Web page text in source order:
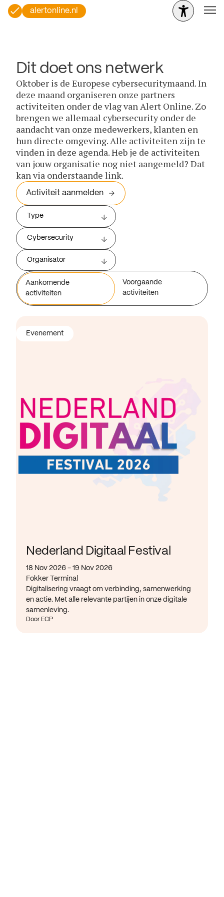
alertonline.nl
Dit doet ons netwerk
Oktober is de Europese cybersecuritymaand. In
deze maand organiseren onze partners
activiteiten onder de vlag van Alert Online. Zo
brengen we allemaal cybersecurity onder de
aandacht van onze medewerkers, klanten en
hun directe omgeving. Alle activiteiten zijn te
vinden in deze agenda. Heb je de activiteiten
van jouw organisatie nog niet aangemeld? Dat
kan via onderstaande link.
Activiteit aanmelden
Type
Cybersecurity
Organisator
Aankomende
activiteiten
Voorgaande
activiteiten
Nederland Digitaal Festival
18 Nov 2026 - 19 Nov 2026
Fokker Terminal
Digitalisering vraagt om verbinding, samenwerking
en actie. Met alle relevante partijen in onze digitale
samenleving.
Door ECP
Evenement